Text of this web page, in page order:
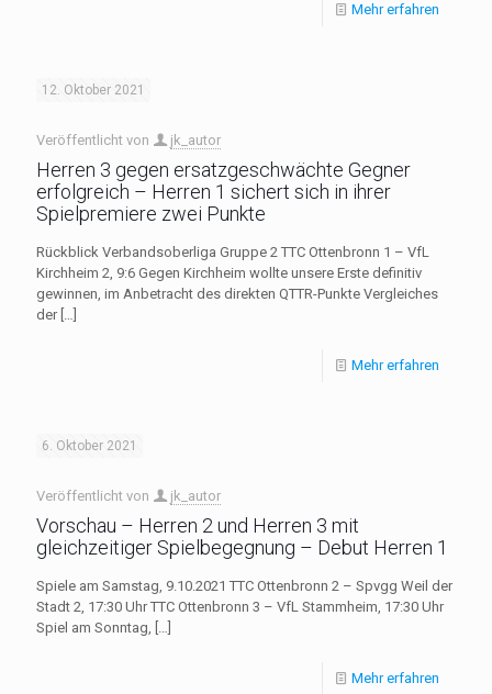
Mehr erfahren
12. Oktober 2021
Veröffentlicht von jk_autor
Herren 3 gegen ersatzgeschwächte Gegner
erfolgreich – Herren 1 sichert sich in ihrer
Spielpremiere zwei Punkte
Rückblick Verbandsoberliga Gruppe 2 TTC Ottenbronn 1 – VfL
Kirchheim 2, 9:6 Gegen Kirchheim wollte unsere Erste definitiv
gewinnen, im Anbetracht des direkten QTTR-Punkte Vergleiches
der[…]
Mehr erfahren
6. Oktober 2021
Veröffentlicht von jk_autor
Vorschau – Herren 2 und Herren 3 mit
gleichzeitiger Spielbegegnung – Debut Herren 1
Spiele am Samstag, 9.10.2021 TTC Ottenbronn 2 – Spvgg Weil der
Stadt 2, 17:30 Uhr TTC Ottenbronn 3 – VfL Stammheim, 17:30 Uhr
Spiel am Sonntag, […]
Mehr erfahren